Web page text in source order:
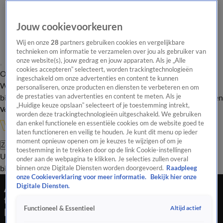
Overzicht Onze programma's Uitzendingen Onze gezichten
In de
WandelgangenInterviewsUitzending
bijwonenPodcastShopVeelgestelde vragenKijkersvraag insturen
Volg Vandaag Inside
Zoeken
UitzendingenVandaag InsideDe OranjezomerShopUitzending
bijwonen
Anass Salah-Eddine was extra gemotiveerd om
te winnen van Oranje: 'Al mijn vrienden zijn
Nederlands!'
Jouw cookievoorkeuren
Wij en onze28 partners gebruiken cookies en vergelijkbare
technieken om informatie te verzamelen over jou als gebruiker van
onze website(s), jouw gedrag en jouw apparaten. Als je „Alle
cookies accepteren” selecteert, worden trackingtechnologieën
ingeschakeld om onze advertenties en content te kunnen
personaliseren, onze producten en diensten te verbeteren en om
de prestaties van advertenties en content te meten. Als je
„Huidige keuze opslaan” selecteert of je toestemming intrekt,
worden deze trackingtechnologieën uitgeschakeld. We gebruiken
dan enkel functionele en essentiële cookies om de website goed te
laten functioneren en veilig te houden. Je kunt dit menu op ieder
moment opnieuw openen om je keuzes te wijzigen of om je
toestemming in te trekken door op de link Cookie-instellingen
onder aan de webpagina te klikken. Je selecties zullen overal
binnen onze Digitale Diensten worden doorgevoerd. Raadpleeg
onze Cookieverklaring voor meer informatie.
Bekijk hier onze
Digitale Diensten.
Functioneel & Essentieel Altijd actief